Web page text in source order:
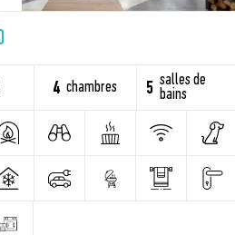
4 chambres 5 salles de
bains